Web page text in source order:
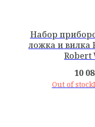
Набор
ложка и вилка
Robert
10
Out of stock